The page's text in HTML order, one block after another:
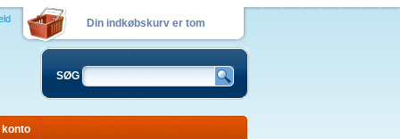
Din indkøbskurv er tom
SØG
konto